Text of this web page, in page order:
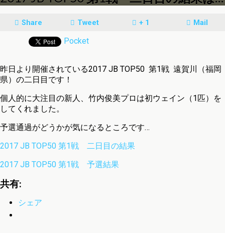
Share Tweet + 1 Mail
Pocket
昨日より開催されている2017 JB TOP50 第1戦 遠賀川（福岡
県）の二日目です！
個人的に大注目の新人、竹内俊美プロは初ウェイン（1匹）を
してくれました。
予選通過がどうかが気になるところです…
2017 JB TOP50 第1戦 二日目の結果
2017 JB TOP50 第1戦 予選結果
共有:
シェア